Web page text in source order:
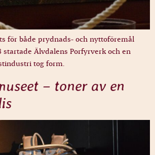
för både prydnads- och nyttoföremål
startade Älvdalens Porfyrverk och en
tog form.
– toner av en